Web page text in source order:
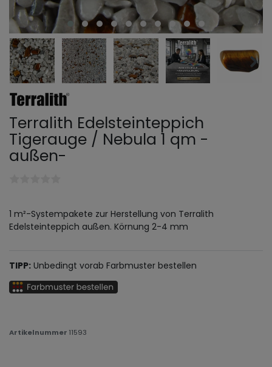
Terralith Edelsteinteppich
Tigerauge / Nebula 1 qm -
außen-
1 m²-Systempakete zur Herstellung von Terralith
Edelsteinteppich außen. Körnung 2-4 mm
TIPP: Unbedingt vorab Farbmuster bestellen
Artikelnummer 11593